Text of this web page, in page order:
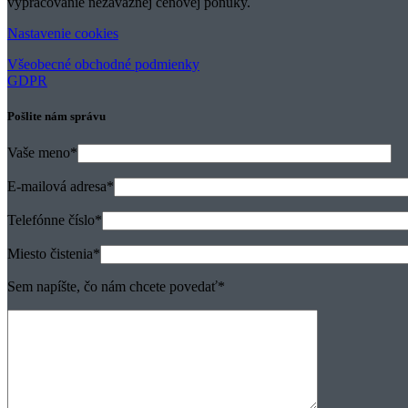
Všetky recenzie
VEDELI STE, ŽE?
Investícia do úpravy tvrdej vody nie je len o zvýšení životnosti
Chceli by ste sa nás niečo opýtať?
Pýtajte sa, dohodnite si s nami stretnutie, alebo
vypracovanie nezáväznej cenovej ponuky.
Nastavenie cookies